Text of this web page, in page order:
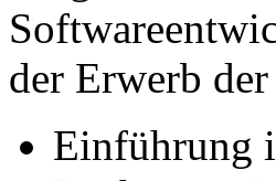
der Erwerb
Einführung